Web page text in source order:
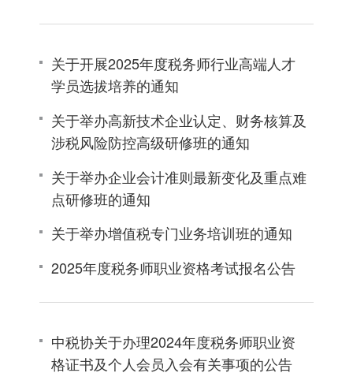
关于开展2025年度税务师行业高端人才
学员选拔培养的通知
关于举办高新技术企业认定、财务核算及
涉税风险防控高级研修班的通知
关于举办企业会计准则最新变化及重点难
点研修班的通知
关于举办增值税专门业务培训班的通知
2025年度税务师职业资格考试报名公告
中税协关于办理2024年度税务师职业资
格证书及个人会员入会有关事项的公告